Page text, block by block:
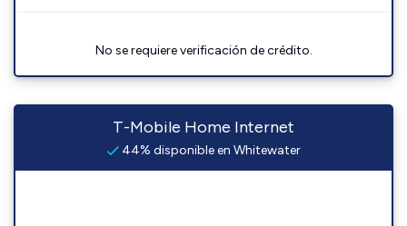
No se requiere verificación de crédito.
T-Mobile Home Internet
44% disponible en Whitewater